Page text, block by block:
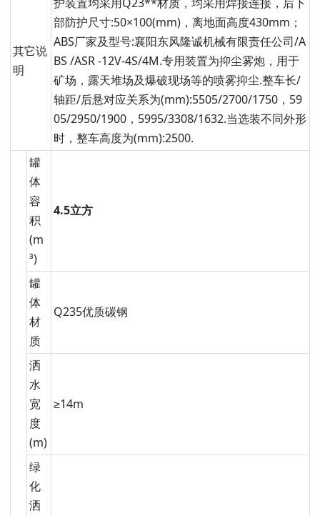
其它说
明
部防护尺寸:50×100(mm)，离地面高度430mm；
ABS厂家及型号:襄阳东风隆诚机械有限责任公司/A
BS /ASR -12V-4S/4M.专用装置为抑尘雾炮，用于
矿场，露天堆场及爆破现场等的喷雾抑尘.整车长/
轴距/后悬对应关系为(mm):5505/2700/1750，59
05/2950/1900，5995/3308/1632.当选装不同外形
时，整车高度为(mm):2500.
罐
体
容
积
(m
³)
4.5立方
罐
体
材
质
Q235优质碳钢
洒
水
宽
度
(m)
≥14m
绿
化
洒